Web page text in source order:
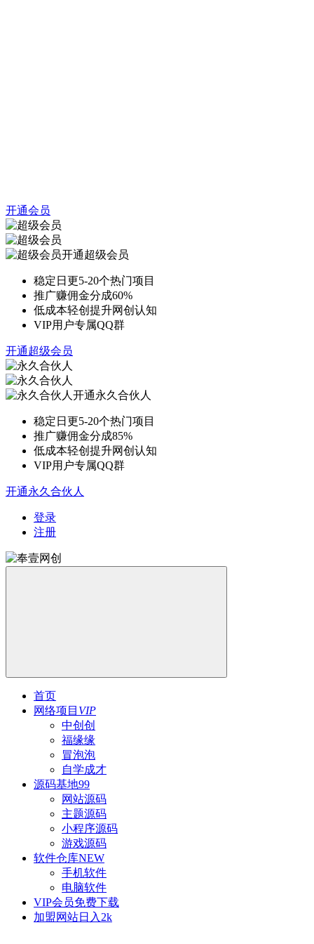
开通会员
开通超级会员
稳定日更5-20个热门项目
推广赚佣金分成60%
低成本轻创提升网创认知
VIP用户专属QQ群
开通超级会员
开通永久合伙人
稳定日更5-20个热门项目
推广赚佣金分成85%
低成本轻创提升网创认知
VIP用户专属QQ群
开通永久合伙人
登录
注册
首页
网络项目 VIP
中创创
福缘缘
冒泡泡
自学成才
源码基地99
网站源码
主题源码
小程序源码
游戏源码
软件仓库NEW
手机软件
电脑软件
VIP会员免费下载
加盟网站日入2k